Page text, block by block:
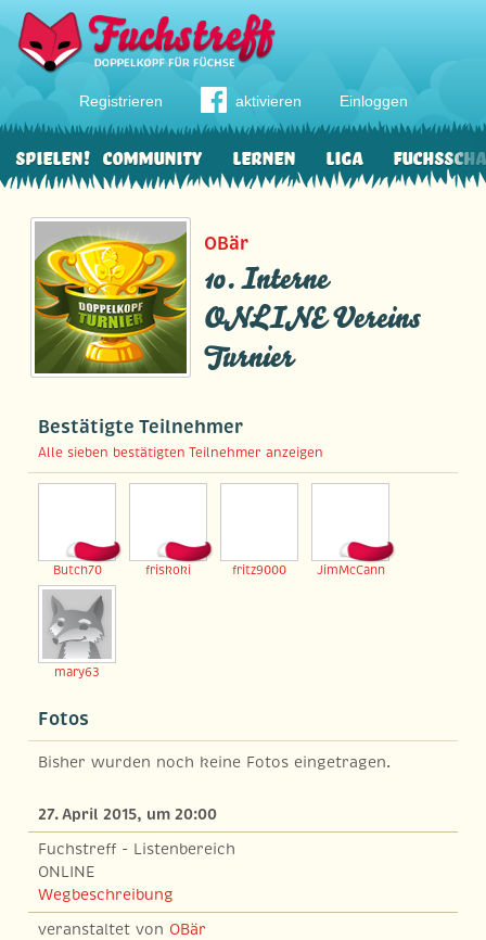
Registrieren aktivieren Einloggen
Community Lernen Liga
Spielen!
OBär
10. Interne
ONLINE Vereins
Turnier
Bestätigte Teilnehmer
Alle sieben bestätigten Teilnehmer anzeigen
Butch70 friskoki fritz9000 JimMcCann
mary63
Fotos
Bisher wurden noch keine Fotos eingetragen.
27. April 2015, um 20:00
Fuchstreff - Listenbereich
ONLINE
Wegbeschreibung
veranstaltet von OBär